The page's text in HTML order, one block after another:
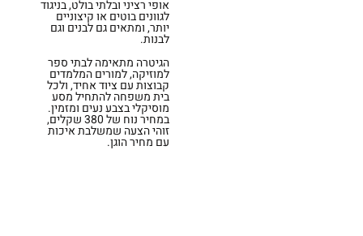
אופי רציני ובלתי בולט, בניגוד
לגוונים בוטים או קיצוניים
יותר, ומתאים גם לבנים וגם
לבנות.
הגיטרה מתאימה לבתי ספר
למוזיקה, למורים המלמדים
קבוצות עם ציוד אחיד, ולכל
בית משפחה להתחיל מסע
מוסיקלי בצבע נעים ומזמין.
במחיר נוח של 380 שקלים,
זוהי הצעה שמשלבת איכות
עם מחיר הוגן.